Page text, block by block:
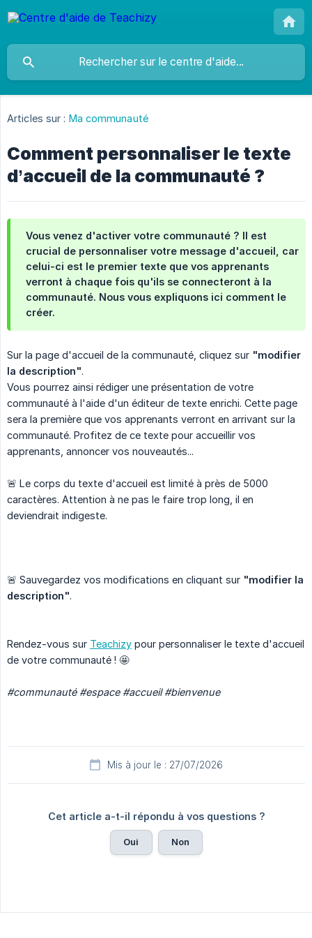
Articles sur : Ma communauté
Comment personnaliser le texte
d’accueil de la communauté ?
Vous venez d'activer votre communauté ? Il est
crucial de personnaliser votre message d'accueil, car
celui-ci est le premier texte que vos apprenants
verront à chaque fois qu'ils se connecteront à la
communauté. Nous vous expliquons ici comment le
créer.
Sur la page d'accueil de la communauté, cliquez sur "modifier
la description".
Vous pourrez ainsi rédiger une présentation de votre
communauté à l'aide d'un éditeur de texte enrichi. Cette page
sera la première que vos apprenants verront en arrivant sur la
communauté. Profitez de ce texte pour accueillir vos
apprenants, annoncer vos nouveautés...
🚨 Le corps du texte d'accueil est limité à près de 5000
caractères. Attention à ne pas le faire trop long, il en
deviendrait indigeste.
🚨 Sauvegardez vos modifications en cliquant sur "modifier la
description".
Rendez-vous sur Teachizy pour personnaliser le texte d'accueil
de votre communauté ! 🤩
#communauté #espace #accueil #bienvenue
Mis à jour le : 27/07/2026
Cet article a-t-il répondu à vos questions ?
Oui Non